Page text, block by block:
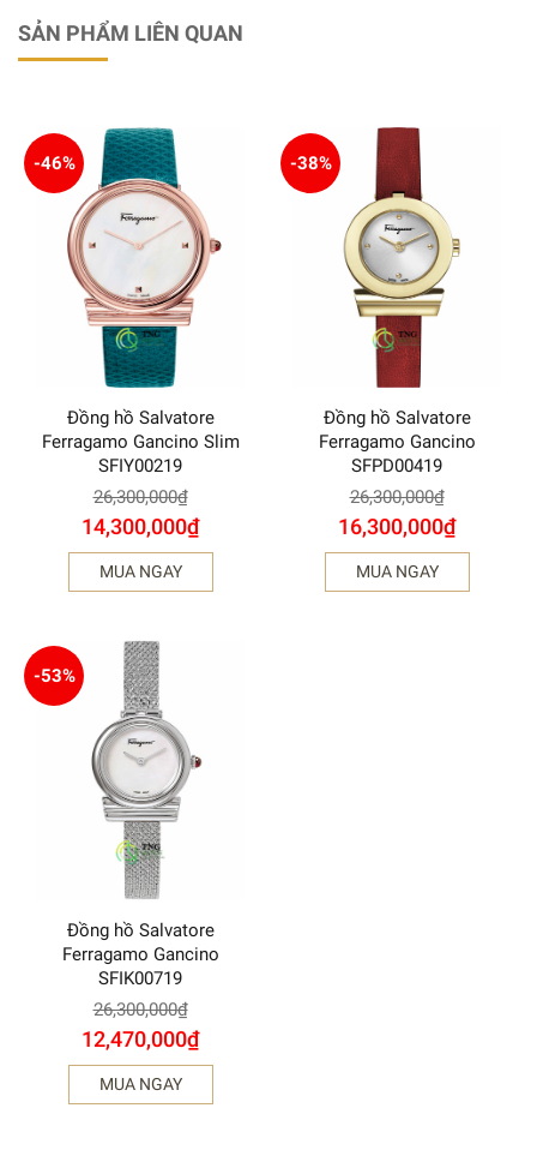
SẢN PHẨM LIÊN QUAN
-46%
Đồng hồ Salvatore
Ferragamo Gancino Slim
SFIY00219
26,300,000₫
14,300,000₫
MUA NGAY
-38%
Đồng hồ Salvatore
Ferragamo Gancino
SFPD00419
26,300,000₫
16,300,000₫
MUA NGAY
-53%
Đồng hồ Salvatore
Ferragamo Gancino
SFIK00719
26,300,000₫
12,470,000₫
MUA NGAY